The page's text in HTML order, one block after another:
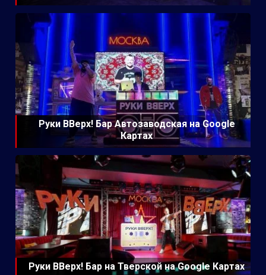
Руки ВВерх! Бар Автозаводская на Google
Картах
Руки ВВерх! Бар на Тверской на Google Картах